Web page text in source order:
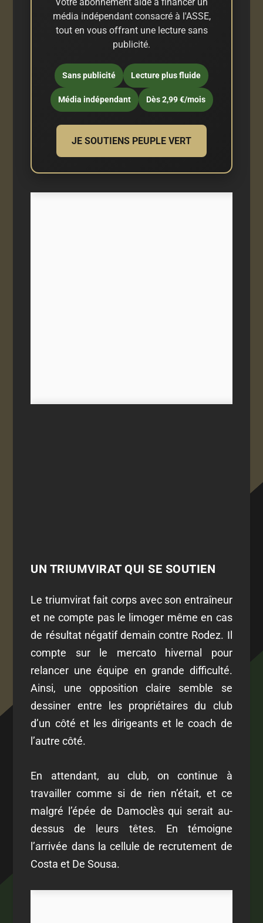
média indépendant consacré à l'ASSE,
tout en vous offrant une lecture sans
publicité.
Sans publicité Lecture plus fluide
Média indépendant Dès 2,99 €/mois
JE SOUTIENS PEUPLE VERT
UN TRIUMVIRAT QUI SE SOUTIEN
Le triumvirat fait corps avec son entraîneur
et ne compte pas le limoger même en cas
de résultat négatif demain contre Rodez. Il
compte sur le mercato hivernal pour
relancer une équipe en grande difficulté.
Ainsi, une opposition claire semble se
dessiner entre les propriétaires du club
d’un côté et les dirigeants et le coach de
l’autre côté.
En attendant, au club, on continue à
travailler comme si de rien n’était, et ce
malgré l’épée de Damoclès qui serait au-
dessus de leurs têtes. En témoigne
l’arrivée dans la cellule de recrutement de
Costa et De Sousa.